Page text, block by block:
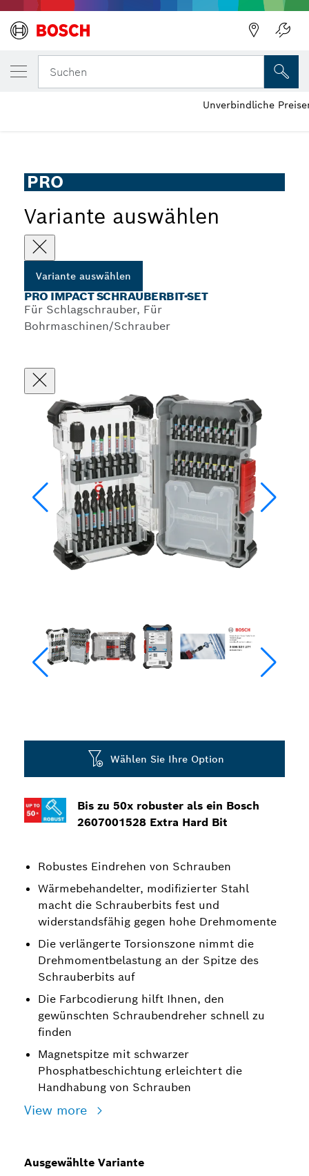
Suchen
PRO Impact Schrauberbit-Set, 31-tlg.
PRO
Variante auswählen
Variante auswählen
PRO IMPACT SCHRAUBERBIT-SET
Für Schlagschrauber, Für
Bohrmaschinen/Schrauber
Bis zu 50x robuster als ein Bosch
2607001528 Extra Hard Bit
Robustes Eindrehen von Schrauben
Wärmebehandelter, modifizierter Stahl
macht die Schrauberbits fest und
widerstandsfähig gegen hohe Drehmomente
Die verlängerte Torsionszone nimmt die
Drehmomentbelastung an der Spitze des
Schrauberbits auf
Die Farbcodierung hilft Ihnen, den
gewünschten Schraubendreher schnell zu
finden
Magnetspitze mit schwarzer
Phosphatbeschichtung erleichtert die
Handhabung von Schrauben
View more
Wählen Sie Ihre Option
Ausgewählte Variante
DEINE AUSGEWÄHLTE VARIANTE
PRO Impact Schrauberbit-Set
Unverbindliche